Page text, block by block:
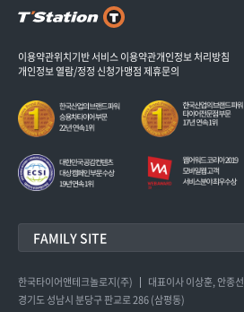
이용약관위치기반 서비스 이용약관개인정보 처리방침
개인정보 열람/정정 신청가맹점 제휴문의
FAMILY SITE
한국타이어앤테크놀로지(주)
대표이사 이상훈, 안종선
경기도 성남시 분당구 판교로 286 (삼평동)